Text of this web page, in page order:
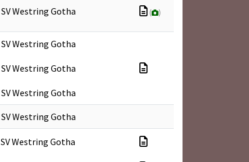
SV Westring Gotha ( )
SV Westring Gotha
SV Westring Gotha
SV Westring Gotha
SV Westring Gotha
SV Westring Gotha